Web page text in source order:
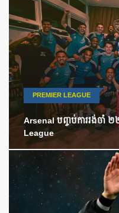
PREMIER LEAGUE
Arsenal បញ្ចប់ការរង់ចាំ ២
League